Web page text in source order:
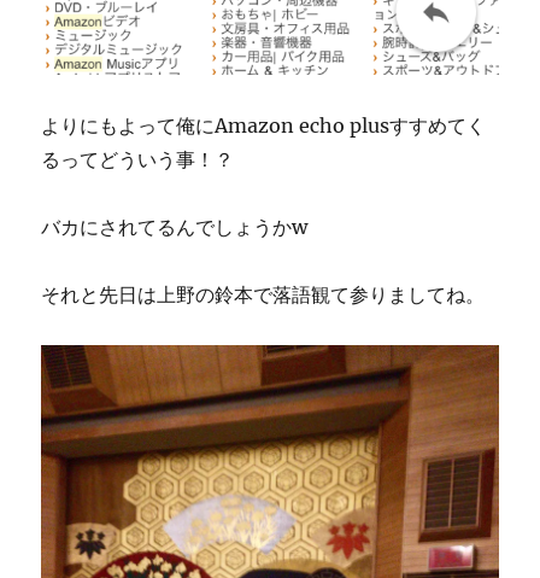
よりにもよって俺にAmazon echo plusすすめてく
るってどういう事！？
バカにされてるんでしょうかw
それと先日は上野の鈴本で落語観て参りましてね。